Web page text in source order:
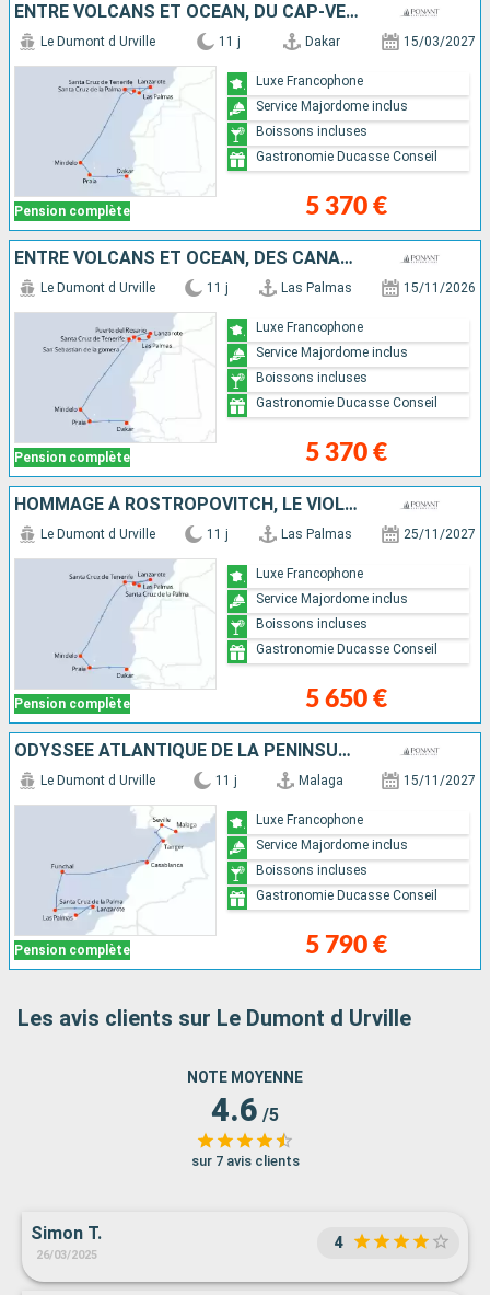
ENTRE VOLCANS ET OCÉAN, DU CAP-VERT AUX CANARIES
Pension complète
Le Dumont d Urville 11 j Dakar 15/03/2027
5 370 €
Luxe Francophone
Service Majordome inclus
Boissons incluses
Gastronomie Ducasse Conseil
ENTRE VOLCANS ET OCÉAN, DES CANARIES AU CAP-VERT
Pension complète
Le Dumont d Urville 11 j Las Palmas 15/11/2026
5 370 €
Luxe Francophone
Service Majordome inclus
Boissons incluses
Gastronomie Ducasse Conseil
HOMMAGE À ROSTROPOVITCH, LE VIOLONCELLISTE DU SIÈCLE
Pension complète
Le Dumont d Urville 11 j Las Palmas 25/11/2027
5 650 €
Luxe Francophone
Service Majordome inclus
Boissons incluses
Gastronomie Ducasse Conseil
ODYSSÉE ATLANTIQUE DE LA PÉNINSULE IBÉRIQUE AUX CANARIES
Pension complète
Le Dumont d Urville 11 j Malaga 15/11/2027
5 790 €
Luxe Francophone
Service Majordome inclus
Boissons incluses
Gastronomie Ducasse Conseil
Les avis clients sur Le Dumont d Urville
NOTE MOYENNE
4.6 /5
sur 7 avis clients
Simon T.
26/03/2025
4